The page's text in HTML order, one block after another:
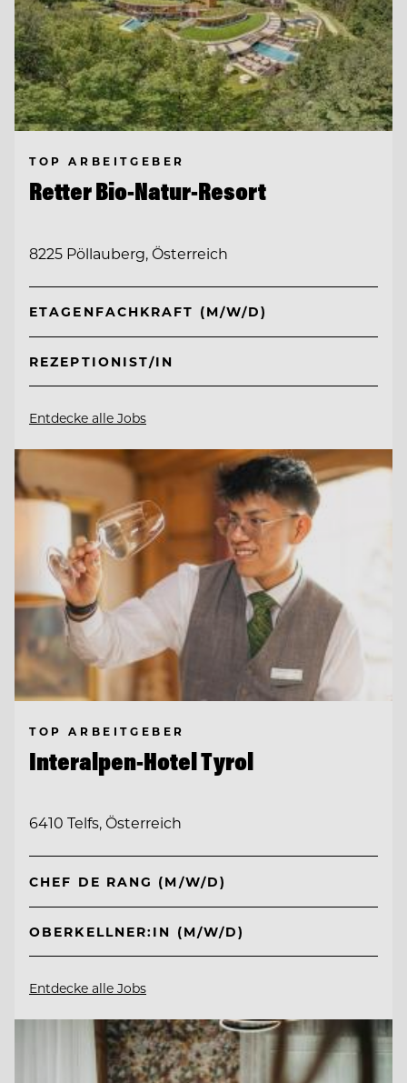
TOP ARBEITGEBER
Retter Bio-Natur-Resort
8225 Pöllauberg, Österreich
ETAGENFACHKRAFT (M/W/D)
REZEPTIONIST/IN
Entdecke alle Jobs
TOP ARBEITGEBER
Interalpen-Hotel Tyrol
6410 Telfs, Österreich
CHEF DE RANG (M/W/D)
OBERKELLNER:IN (M/W/D)
Entdecke alle Jobs